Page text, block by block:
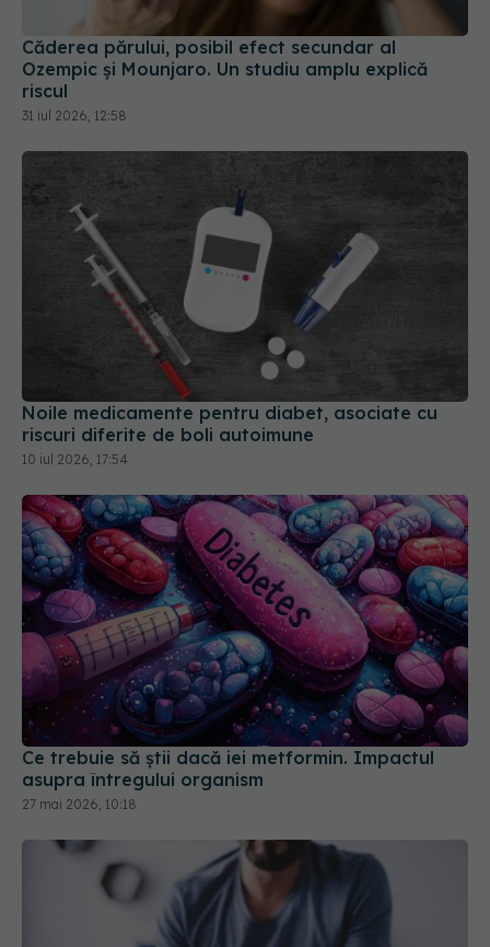
Ozempic și Mounjaro. Un studiu amplu explică
31 iul 2026, 12:58
Noile medicamente pentru diabet, asociate cu
riscuri diferite de boli autoimune
10 iul 2026, 17:54
Ce trebuie să știi dacă iei metformin. Impactul
asupra întregului organism
27 mai 2026, 10:18